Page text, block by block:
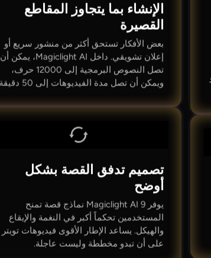
الإنشاء بما يتجاوز المقاطع
القصيرة
بعض الأفكار تستحق أكثر من منشور سريع أو
إعلان تشويقي. داخل Magiclight AI، يمكن أن
تصل النصوص البرمجية إلى 12000 حرف،
ويمكن أن تصل مدة الفيديوهات إلى 50 دقيقة.
تصميم تدفق القصة بشكل
أوضح
يوفر Magiclight AI 9 نماذج قصة تمنح
المستخدمين تحكماً أكبر في النغمة والإيقاع
والهيكل. يساعد الإطار الأقوى فيديوهات تويتر
على أن تبدو مخططة وليست عاجلة.